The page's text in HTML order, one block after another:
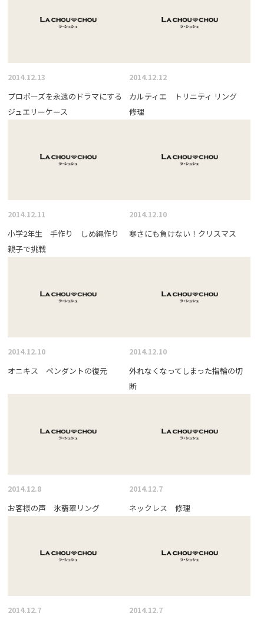
2014.12.13
プロポーズを永遠のドラマにする
ジュエリーケース
2014.12.12
カルティエ トリニティ リング
修理
2014.12.11
小学2年生 手作り しめ縄作り
親子で挑戦
2014.12.10
寒さにも負けない！クリスマス
2014.12.10
オニキス ペンダントの復元
2014.12.10
外れなくなってしまった指輪の切
断
2014.12.8
お客様の声 氷翡翠リング
2014.12.7
ネックレス 修理
2014.12.7 2014.12.7